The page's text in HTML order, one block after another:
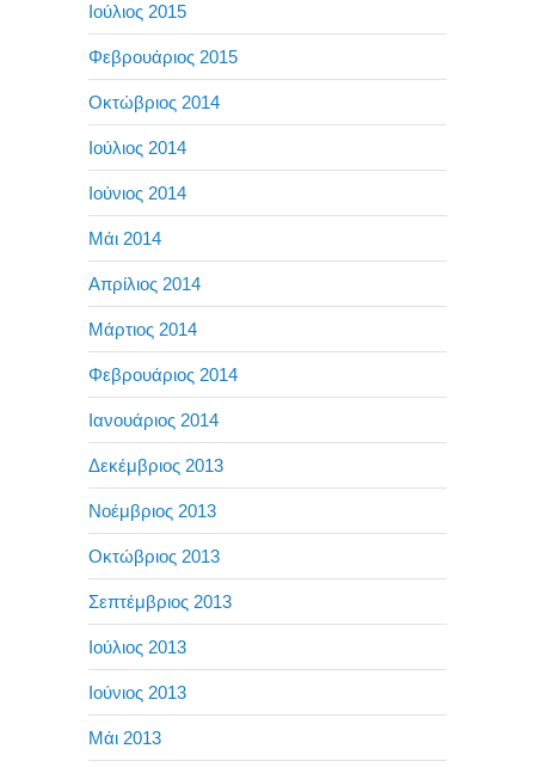
Ιούλιος 2015
Φεβρουάριος 2015
Οκτώβριος 2014
Ιούλιος 2014
Ιούνιος 2014
Μάι 2014
Απρίλιος 2014
Μάρτιος 2014
Φεβρουάριος 2014
Ιανουάριος 2014
Δεκέμβριος 2013
Νοέμβριος 2013
Οκτώβριος 2013
Σεπτέμβριος 2013
Ιούλιος 2013
Ιούνιος 2013
Μάι 2013